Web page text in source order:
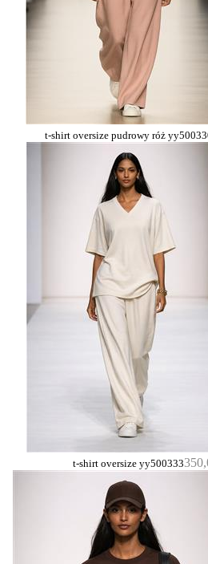
t-shirt oversize pudrowy róż
t-shirt oversize yy500333